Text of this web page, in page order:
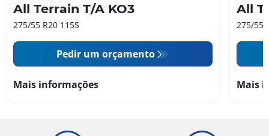
All Terrain T/A KO3
275/55 R20 115S
Pedir um orçamento
Mais informações
All
275/55
Mais